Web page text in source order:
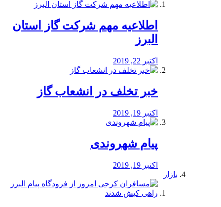
️اطلاعیه مهم شرکت گاز استان
البرز
اکتبر 22, 2019
خبر تخلف در انشعاب گاز
اکتبر 19, 2019
پیام شهروندی
اکتبر 19, 2019
بازار